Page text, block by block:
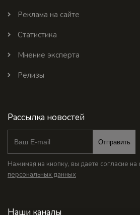
Реклама на сайте
Статистика
Мнение эксперта
Релизы
Рассылка новостей
Отправить
Нажимая на кнопку, вы даете согласие на
персональных данных
Наши каналы